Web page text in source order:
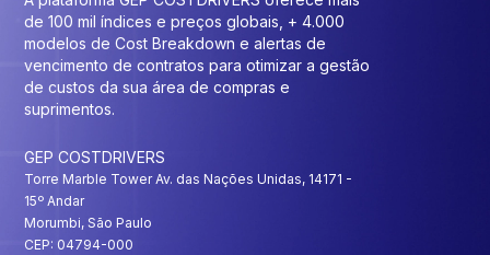
de 100 mil índices e preços globais, + 4.000
modelos de Cost Breakdown e alertas de
vencimento de contratos para otimizar a gestão
de custos da sua área de compras e
suprimentos.
GEP COSTDRIVERS
Torre Marble Tower Av. das Nações Unidas, 14171 -
15º Andar
Morumbi, São Paulo
CEP: 04794-000